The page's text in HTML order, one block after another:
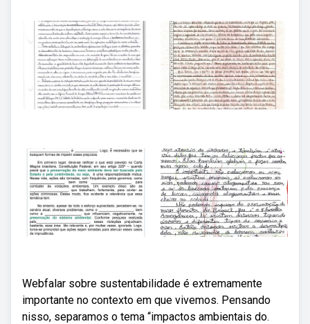
Webfalar sobre sustentabilidade é extremamente
importante no contexto em que vivemos. Pensando
nisso, separamos o tema “impactos ambientais do.